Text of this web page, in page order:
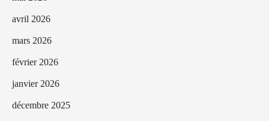
avril 2026
mars 2026
février 2026
janvier 2026
décembre 2025